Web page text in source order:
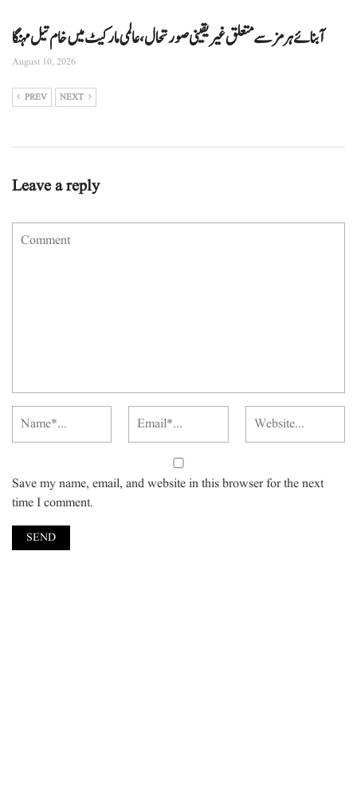
آبنائے ہرمز سے متعلق غیر یقینی صورتحال، عالمی مارکیٹ میں خام تیل مہنگا
August 10, 2026
PREV NEXT
Leave a reply
Save my name, email, and website in this browser for the next
time I comment.